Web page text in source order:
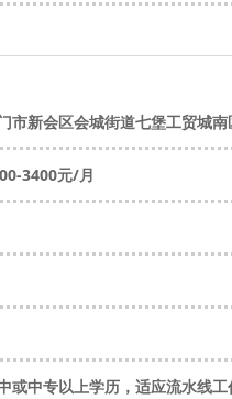
市新会区会城街道七堡工贸城南
3400元/月
或中专以上学历，适应流水线